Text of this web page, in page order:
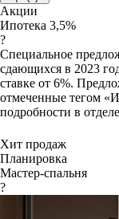
Акции
Ипотека 3,5%
?
Специальное
сдающихся в 2023
ставке от 6%.
отмеченные тегом
подробности в
Хит продаж
Планировка
Мастер-спальня
?